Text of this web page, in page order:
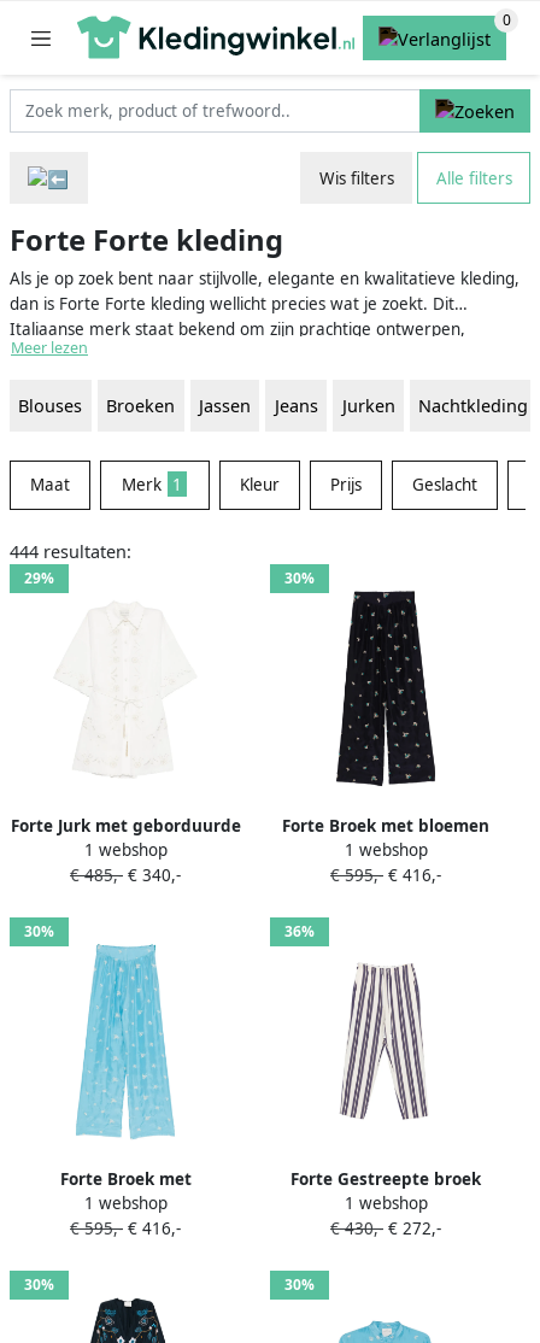
Wis filters Alle filters
Forte Forte kleding
Als je op zoek bent naar stijlvolle, elegante en kwalitatieve kleding,
dan is Forte Forte kleding wellicht precies wat je zoekt. Dit
Italiaanse merk staat bekend om zijn prachtige ontwerpen,
gemaakt van hoogwaardige materialen en perfecte pasvormen.
die mode als hun passie hebben en dit ook zeker laten zien in hun
merk zo uniek en bijzonder maakt.
Meer lezen
Blouses Broeken Jassen Jeans Jurken Nachtkleding
Maat Merk 1 Kleur Prijs Geslacht
444 resultaten:
29%
Forte Jurk met geborduurde
bloemen Wit
1 webshop
€ 485,- € 340,-
30%
Forte Broek met bloemen
Zwart
1 webshop
€ 595,- € 416,-
30%
Forte Broek met
borduurwerk Blauw
1 webshop
€ 595,- € 416,-
36%
Forte Gestreepte broek
Beige
1 webshop
€ 430,- € 272,-
30% 30%